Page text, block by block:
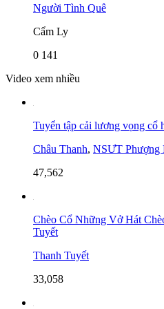
Người Tình Quê
Cẩm Ly
0 141
Video xem nhiều
Tuyển tập cải lương vọng cổ
Châu Thanh, NSƯT Phượng
47,562
Chèo Cổ Những Vở Hát
Tuyết
Thanh Tuyết
33,058